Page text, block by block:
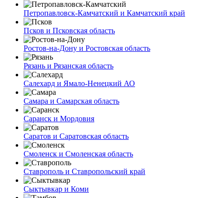
Петропавловск-Камчатский и Камчатский край
Псков и Псковская область
Ростов-на-Дону и Ростовская область
Рязань и Рязанская область
Салехард и Ямало-Ненецкий АО
Самара и Самарская область
Саранск и Мордовия
Саратов и Саратовская область
Смоленск и Смоленская область
Ставрополь и Ставропольский край
Сыктывкар и Коми